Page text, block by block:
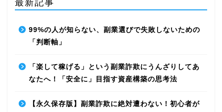
最新記事
99%の人が知らない、副業選びで失敗しないための
「判断軸」
「楽して稼げる」という副業詐欺にうんざりしてあ
なたへ！「安全に」目指す資産構築の思考法
【永久保存版】副業詐欺に絶対遭わない！初心者が